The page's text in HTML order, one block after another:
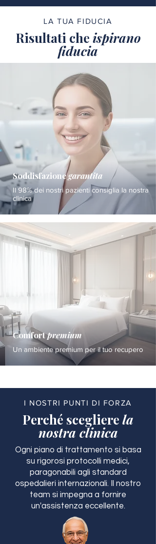
LA TUA FIDUCIA
Risultati che ispirano
fiducia
Soddisfazionegarantita
Il 98% dei nostri pazienti consiglia la nostra
clinica
Comfortpremium
Un ambiente premium per il tuo recupero
I NOSTRI PUNTI DI FORZA
Perché scegliere la
nostra clinica
Ogni piano di trattamento si basa
su rigorosi protocolli medici,
paragonabili agli standard
ospedalieri internazionali. Il nostro
team si impegna a fornire
un'assistenza eccellente.